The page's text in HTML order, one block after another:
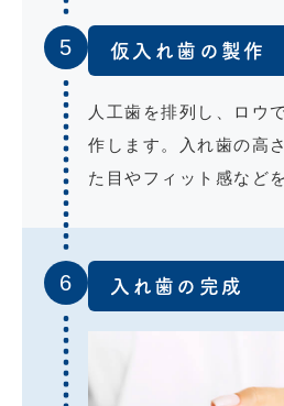
5 仮入れ歯の製作
人工歯を排列し、ロウ
作します。入れ歯の高
た目やフィット感など
6 入れ歯の完成